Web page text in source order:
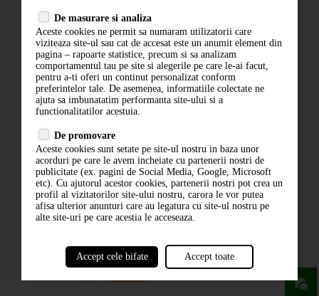
Politica de confidentialitate
ANPC
ABONARE LA NEWSLETTER
ABONARE
De masurare si analiza
Aceste cookies ne permit sa numaram utilizatorii care
viziteaza site-ul sau cat de accesat este un anumit element din
pagina – rapoarte statistice, precum si sa analizam
comportamentul tau pe site si alegerile pe care le-ai facut,
pentru a-ti oferi un continut personalizat conform
preferintelor tale. De asemenea, informatiile colectate ne
ajuta sa imbunatatim performanta site-ului si a
functionalitatilor acestuia.
De promovare
Aceste cookies sunt setate pe site-ul nostru in baza unor
acorduri pe care le avem incheiate cu partenerii nostri de
publicitate (ex. pagini de Social Media, Google, Microsoft
etc). Cu ajutorul acestor cookies, partenerii nostri pot crea un
profil al vizitatorilor site-ului nostru, carora le vor putea
afisa ulterior anunturi care au legatura cu site-ul nostru pe
alte site-uri pe care acestia le acceseaza.
Accept cele bifate Accept toate